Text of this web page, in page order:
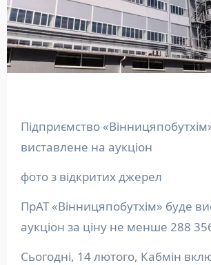
Підприємство «Вінницяпобутхім» буде
виставлене на аукціон
фото з відкритих джерел
ПрАТ «Вінницяпобутхім» буде
аукціон за ціну не менше 288
Сьогодні, 14 лютого, Кабмін включив до